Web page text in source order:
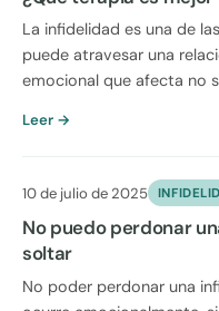
La infidelidad es una de
puede atravesar una
emocional que afecta no
Leer →
10 de julio de 2025
No puedo perdonar
soltar
No poder perdonar una